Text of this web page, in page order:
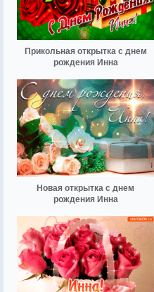
Прикольная открытка с днем
рождения Инна
Новая открытка с днем
рождения Инна